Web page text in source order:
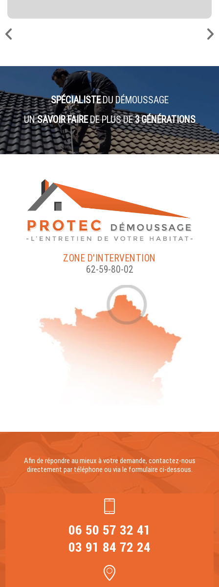
SPÉCIALISTEDU DÉMOUSSAGE
UNSAVOIR FAIREDE PLUS DE3 GÉNÉRATIONS
ZONE D'INTERVENTION
62-59-80-02
Afin de répondre au mieux à votre demande, contactez-nous
directement par téléphone ou via le formulaire ci-dessous.
06 50 57 32 41
03 91 84 72 24